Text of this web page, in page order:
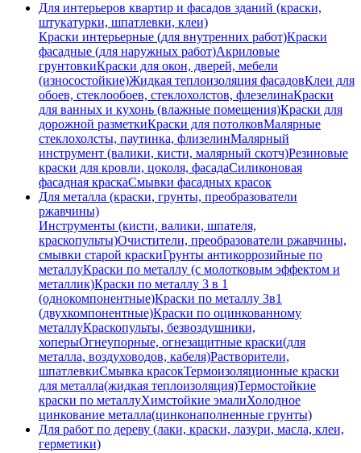
Для интерьеров квартир и фасадов зданий (краски,
штукатурки, шпатлевки, клеи)
Краски интерьерные (для внутренних работ)Краски
фасадные (для наружных работ)Акриловые
грунтовкиКраски для окон, дверей, мебели
(износостойкие)Жидкая теплоизоляция фасадовКлеи для
обоев, стеклообоев, стеклохолстов, флезелинаКраски
для ванных и кухонь (влажные помещения)Краски для
дорожной разметкиКраски для потолковМалярные
стеклохолсты, паутинка, флизелинМалярный
инструмент (валики, кисти, малярный скотч)Резиновые
краски для кровли, цоколя, фасадаСиликоновая
фасадная краскаСмывки фасадных красок
Для металла (краски, грунты, преобразователи
ржавчины)
Инструменты (кисти, валики, шпателя,
краскопульты)Очистители, преобразователи ржавчины,
смывки старой краскиГрунты антикоррозийные по
металлуКраски по металлу (с молотковым эффектом и
металлик)Краски по металлу 3 в 1
(однокомпонентные)Краски по металлу 3в1
(двухкомпонентные)Краски по оцинкованному
металлуКраскопульты, безвоздушники,
хоперыОгнеупорные, огнезащитные краски(для
металла, воздуховодов, кабеля)Растворители,
шпатлевкиСмывка красокТермоизоляционные краски
для металла(жидкая теплоизоляция)Термостойкие
краски по металлуХимстойкие эмалиХолодное
цинкование металла(цинконаполненные грунты)
Для работ по дереву (лаки, краски, лазури, масла, клеи,
герметики)